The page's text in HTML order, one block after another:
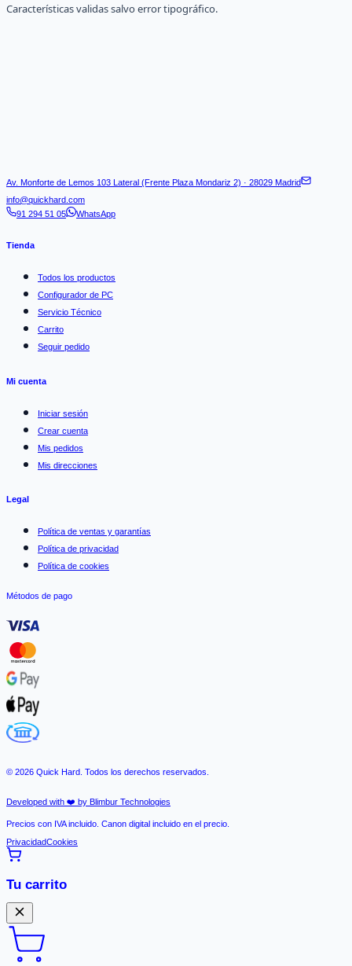
Características validas salvo error tipográfico.
Av. Monforte de Lemos 103 Lateral (Frente Plaza Mondariz 2) · 28029 Madrid
info@quickhard.com
91 294 51 05
WhatsApp
Tienda
Todos los productos
Configurador de PC
Servicio Técnico
Carrito
Seguir pedido
Mi cuenta
Iniciar sesión
Crear cuenta
Mis pedidos
Mis direcciones
Legal
Política de ventas y garantías
Política de privacidad
Política de cookies
Métodos de pago
© 2026 Quick Hard. Todos los derechos reservados.
Developed with ❤️ by Blimbur Technologies
Precios con IVA incluido. Canon digital incluido en el precio.
PrivacidadCookies
Tu carrito